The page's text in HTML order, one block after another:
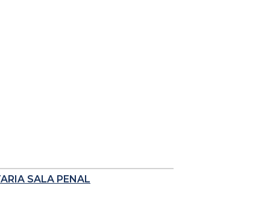
SALA PENAL